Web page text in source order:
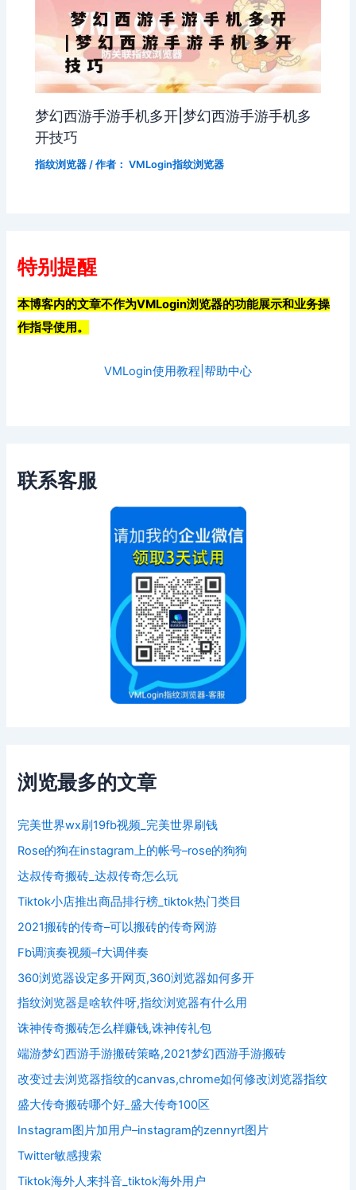
梦幻西游手游手机多开|梦幻西游手游手机多
开技巧
指纹浏览器 / 作者： VMLogin指纹浏览器
特别提醒
本博客内的文章不作为VMLogin浏览器的功能展示和业务操
作指导使用。
VMLogin使用教程|帮助中心
联系客服
浏览最多的文章
完美世界wx刷19fb视频_完美世界刷钱
Rose的狗在instagram上的帐号–rose的狗狗
达叔传奇搬砖_达叔传奇怎么玩
Tiktok小店推出商品排行榜_tiktok热门类目
2021搬砖的传奇–可以搬砖的传奇网游
Fb调演奏视频–f大调伴奏
360浏览器设定多开网页,360浏览器如何多开
指纹浏览器是啥软件呀,指纹浏览器有什么用
诛神传奇搬砖怎么样赚钱,诛神传礼包
端游梦幻西游手游搬砖策略,2021梦幻西游手游搬砖
改变过去浏览器指纹的canvas,chrome如何修改浏览器指纹
盛大传奇搬砖哪个好_盛大传奇100区
Instagram图片加用户–instagram的zennyrt图片
Twitter敏感搜索
Tiktok海外人来抖音_tiktok海外用户